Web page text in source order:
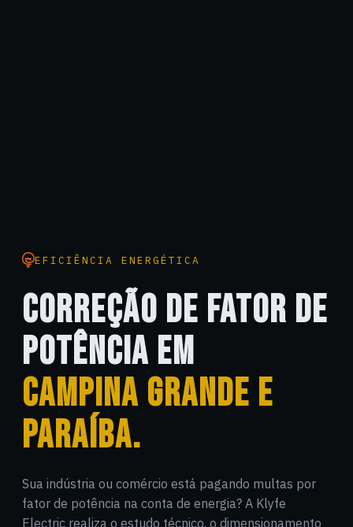
EFICIÊNCIA ENERGÉTICA
CORREÇÃO DE FATOR DE
POTÊNCIA EM
CAMPINA GRANDE E
PARAÍBA.
Sua indústria ou comércio está pagando multas por
fator de potência na conta de energia? A Klyfe
Electric realiza o estudo técnico, o dimensionamento